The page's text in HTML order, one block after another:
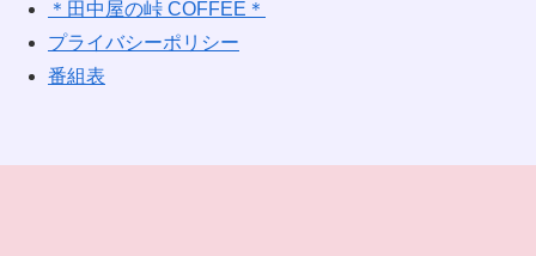
＊田中屋の峠 COFFEE＊
プライバシーポリシー
番組表